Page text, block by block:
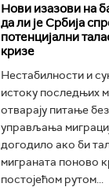
Нови изазови на
да ли је Србија
потенцијални
кризе
Нестабилности и
истоку последњих
отварају питање
управљања
догодило ако би
миграната поново
постојећом рутом...